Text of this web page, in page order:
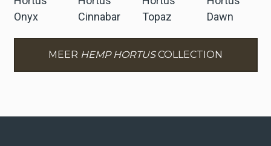
Onyx
Cinnabar
Topaz
Dawn
MEER HEMP HORTUSCOLLECTION